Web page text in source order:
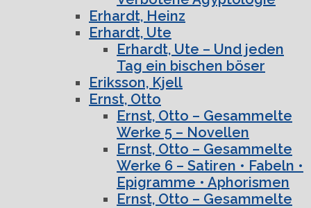
Erhardt, Heinz
Erhardt, Ute
Erhardt, Ute – Und jeden
Tag ein bischen böser
Eriksson, Kjell
Ernst, Otto
Ernst, Otto – Gesammelte
Werke 5 – Novellen
Ernst, Otto – Gesammelte
Werke 6 – Satiren • Fabeln •
Epigramme • Aphorismen
Ernst, Otto – Gesammelte